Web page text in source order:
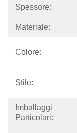
Spessore:
Materiale:
Colore:
Stile:
Imballaggi
Particolari: